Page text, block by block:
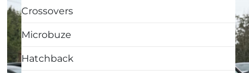
Crossovers
Microbuze
Hatchback